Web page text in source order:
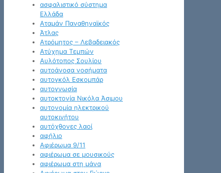
ασφαλιστικό σύστημα
Ελλάδα
Αταμάν Παναθηναϊκός
Άτλας
Ατρόμητος – Λεβαδειακός
Ατύχημα Τεμπών
Αυλότοπος Σουλίου
αυτοάνοσα νοσήματα
αυτογκόλ Εσκομπάρ
αυτογνωσία
αυτοκτονία Νικόλα Άσιμου
αυτονομία ηλεκτρικού
αυτοκινήτου
αυτόχθονες λαοί
αφήλιο
Αφιέρωμα 9/11
αφιέρωμα σε μουσικούς
αφιέρωμα στη μάνα